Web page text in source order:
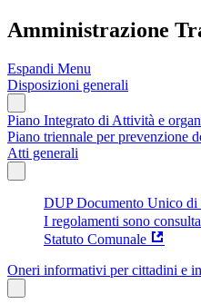
Amministrazione
Espandi Menu
Disposizioni generali
Piano Integrato di Attività e
Piano triennale per prevenzione
Atti generali
DUP Documento Unico di
I regolamenti sono
Statuto Comunale
Oneri informativi per cittadini e